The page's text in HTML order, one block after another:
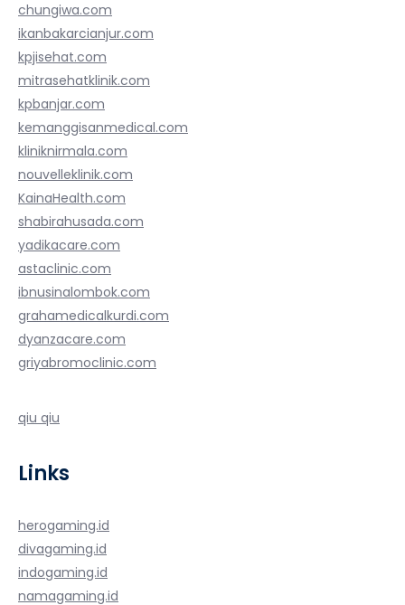
chungiwa.com
ikanbakarcianjur.com
kpjisehat.com
mitrasehatklinik.com
kpbanjar.com
kemanggisanmedical.com
kliniknirmala.com
nouvelleklinik.com
KainaHealth.com
shabirahusada.com
yadikacare.com
astaclinic.com
ibnusinalombok.com
grahamedicalkurdi.com
dyanzacare.com
griyabromoclinic.com
qiu qiu
Links
herogaming.id
divagaming.id
indogaming.id
namagaming.id